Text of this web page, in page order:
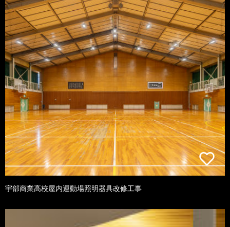
宇部商業高校屋内運動場照明器具改修工事